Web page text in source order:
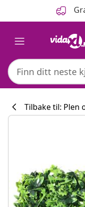
Tilbake til: Plen